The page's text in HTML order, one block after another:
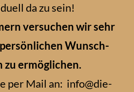
da zu sein!
versuchen wir sehr
Wunsch-
zu ermöglichen.
per Mail an: info@die-